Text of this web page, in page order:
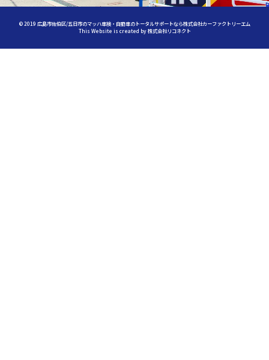
©2019 広島市佐伯区/五日市のマッハ車検・自動車のトータルサポートなら株式会社カーファクトリーエム
This Website is created by株式会社リコネクト